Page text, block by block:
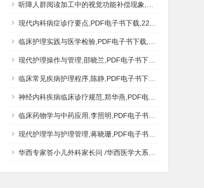
听障人群阅读加工中的视觉功能补偿现象,秦钊,PDF电子书下载,网盘资源
现代内科病症诊疗要点,PDF电子书下载,223MB,网盘资源
临床护理实践与医学检验,PDF电子书下载,193MB,网盘资源
现代护理操作与管理,邵晓兰,PDF电子书下载,242MB,网盘资源
临床常见疾病护理程序,陈静,PDF电子书下载,185MB,网盘资源
神经内科疾病临床诊疗规范,郑华燕,PDF电子书下载,188MB,网盘资源
临床药物学与中药应用,李照明,PDF电子书下载,202MB,网盘资源
现代护理学与护理管理,蒋晓珊,PDF电子书下载,223MB,网盘资源
华西专家答小儿外科家长问 /华西医学大系?医学科普,PDF电子书网盘下载